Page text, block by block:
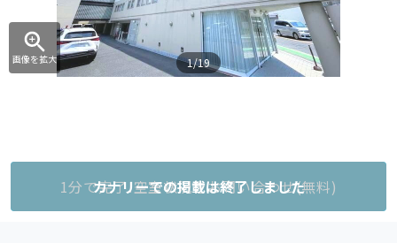
画像を拡大 1/19
1分で完了!空室状況をお問い合わせ(無料)
カナリーでの掲載は終了しました